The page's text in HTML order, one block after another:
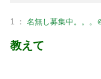
1 ： 名無し募集中。。。
教えて